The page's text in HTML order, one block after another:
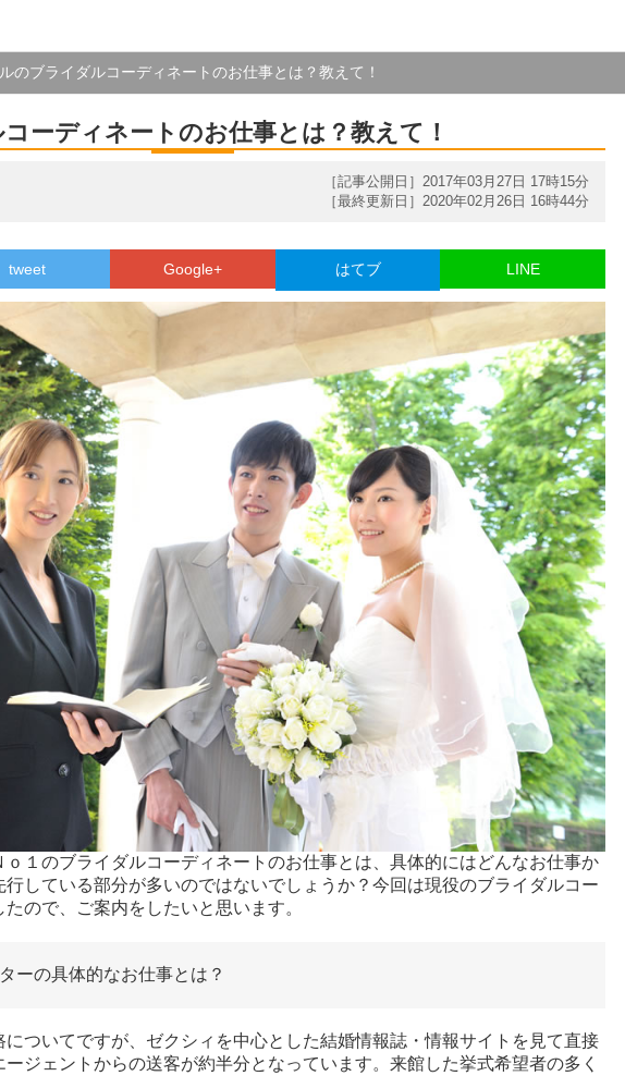
のブライダルコーディネートのお仕事とは？教えて！
ーディネートのお仕事とは？教えて！
［記事公開日］2017年03月27日 17時15分
［最終更新日］2020年02月26日 16時44分
tweet Google+ はてブ LINE
１のブライダルコーディネートのお仕事とは、具体的にはどんなお仕事か
している部分が多いのではないでしょうか？今回は現役のブライダルコー
ので、ご案内をしたいと思います。
ーの具体的なお仕事とは？
についてですが、ゼクシィを中心とした結婚情報誌・情報サイトを見て直接
ジェントからの送客が約半分となっています。来館した挙式希望者の多く